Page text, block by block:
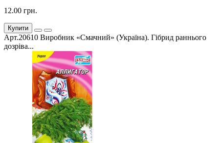
12.00 грн.
Купити
Арт.20610 Виробник «Смачний» (Україна). Гібрид раннього
дозріва...